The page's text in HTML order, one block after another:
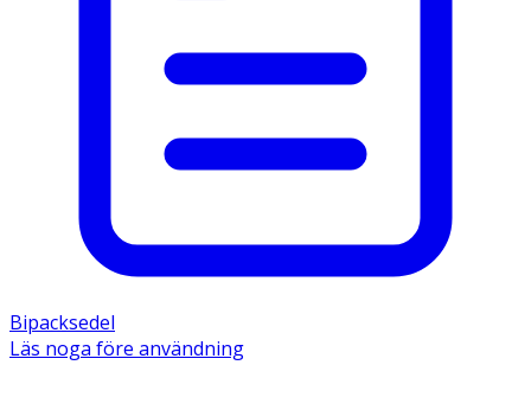
Bipacksedel
Läs noga före användning